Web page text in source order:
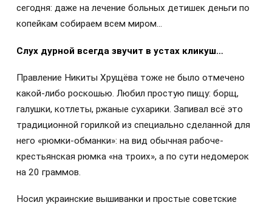
сегодня: даже на лечение больных детишек деньги по
копейкам собираем всем миром…
Слух дурной всегда звучит в устах кликуш…
Правление Никиты Хрущёва тоже не было отмечено
какой-либо роскошью. Любил простую пищу: борщ,
галушки, котлеты, ржаные сухарики. Запивал всё это
традиционной горилкой из специально сделанной для
него «рюмки-обманки»: на вид обычная рабоче-
крестьянская рюмка «на троих», а по сути недомерок
на 20 граммов.
Носил украинские вышиванки и простые советские